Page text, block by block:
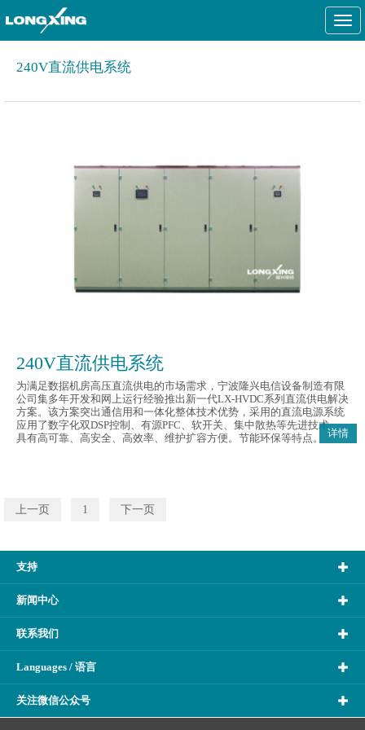
240V直流供电系统
240V直流供电系统
为满足数据机房高压直流供电的市场需求，宁波隆兴电信设备制造有限
公司集多年开发和网上运行经验推出新一代LX-HVDC系列直流供电解决
方案。该方案突出通信用和一体化整体技术优势，采用的直流电源系统
应用了数字化双DSP控制、有源PFC、软开关、集中散热等先进技术，
具有高可靠、高安全、高效率、维护扩容方便。节能环保等特点。
详情
上一页 1 下一页
支持
新闻中心
联系我们
Languages / 语言
关注微信公众号